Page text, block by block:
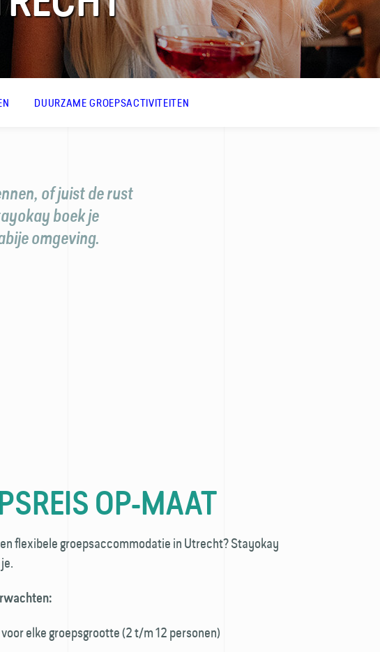
DUURZAME GROEPSACTIVITEITEN
of juist de rust
boek je
omgeving.
OP-MAAT
flexibele groepsaccommodatie in Utrecht? Stayokay
elke groepsgrootte (2 t/m 12 personen)